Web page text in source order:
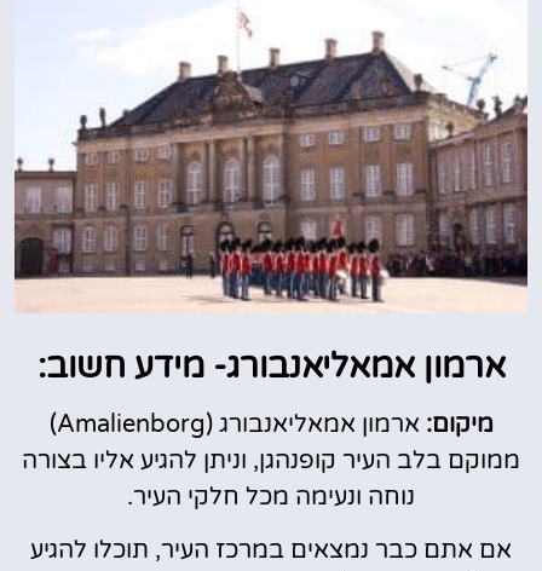
ארמון אמאליאנבורג- מידע חשוב:
מיקום: ארמון אמאליאנבורג (Amalienborg)
ממוקם בלב העיר קופנהגן, וניתן להגיע אליו בצורה
נוחה ונעימה מכל חלקי העיר.
אם אתם כבר נמצאים במרכז העיר, תוכלו להגיע